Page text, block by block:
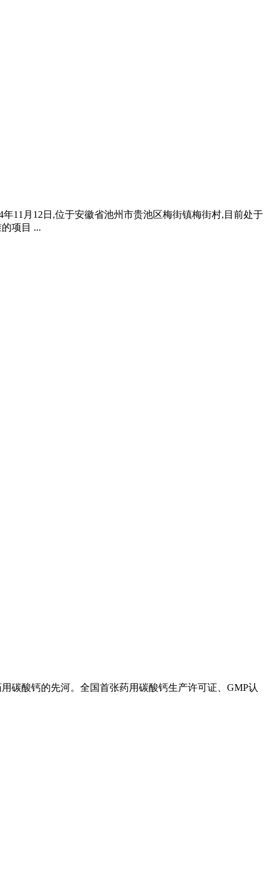
11月12日,位于安徽省池州市贵池区梅街镇梅街村,目前处于
项目 ...
碳酸钙的先河。全国首张药用碳酸钙生产许可证、GMP认